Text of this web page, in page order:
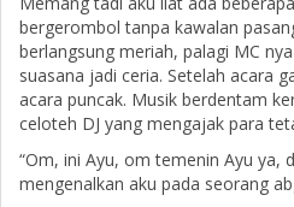
bergerombol tanpa kawalan
berlangsung meriah, palagi MC
suasana jadi ceria. Setelah acara
acara puncak. Musik berdentam
celoteh DJ yang mengajak para
“Om, ini Ayu, om temenin Ayu ya,
mengenalkan aku pada seorang